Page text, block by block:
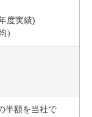
度実績)
）
半額を当社で